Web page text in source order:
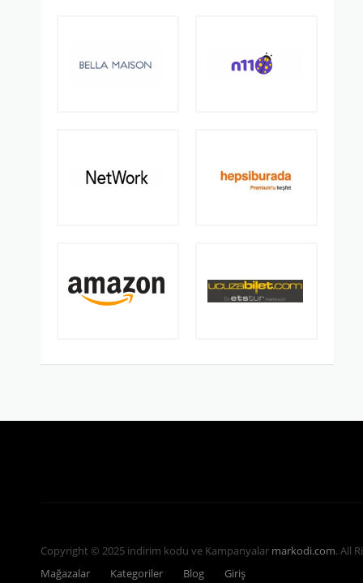
Copyright © 2025 indirim kodu ve Kampanyalar markodi.com. All
Mağazalar
Kategoriler Blog Giriş